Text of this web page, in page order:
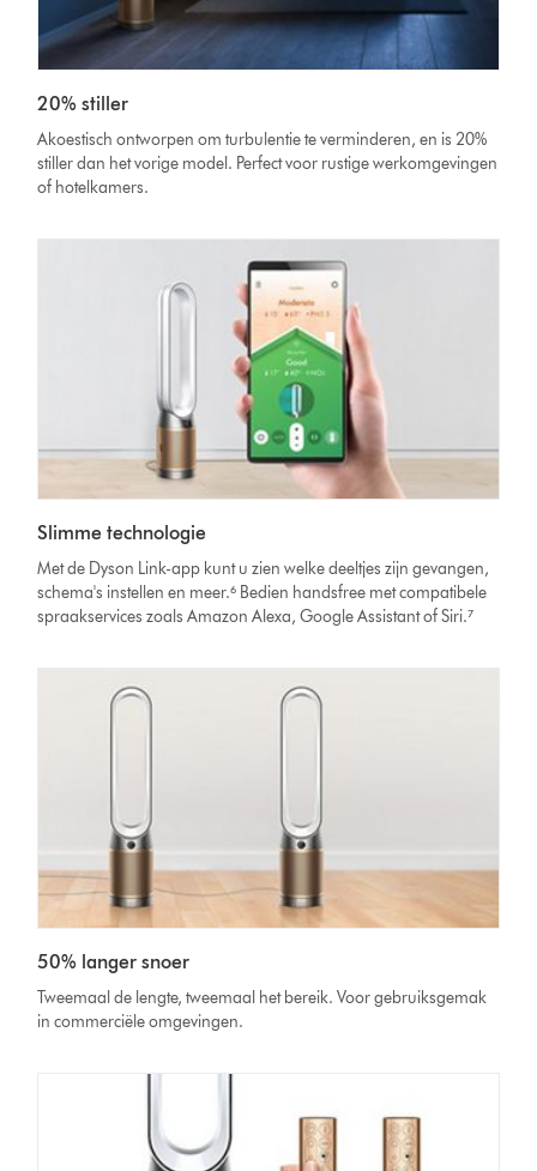
20% stiller
Akoestisch ontworpen om turbulentie te verminderen, en is 20%
stiller dan het vorige model. Perfect voor rustige werkomgevingen
of hotelkamers.
Slimme technologie
Met de Dyson Link-app kunt u zien welke deeltjes zijn gevangen,
schema's instellen en meer.⁶ Bedien handsfree met compatibele
spraakservices zoals Amazon Alexa, Google Assistant of Siri.⁷
50% langer snoer
Tweemaal de lengte, tweemaal het bereik. Voor gebruiksgemak
in commerciële omgevingen.